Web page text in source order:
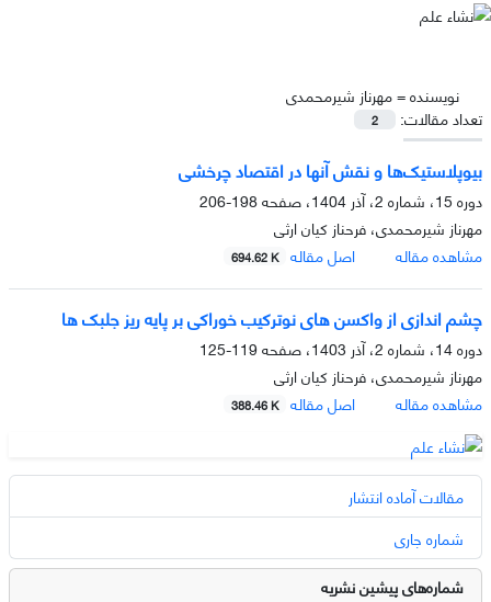
نویسنده =مهرناز شیرمحمدی
تعداد مقالات:
2
بیوپلاستیک‌ها و نقش آنها در اقتصاد چرخشی
دوره 15، شماره 2، آذر 1404، صفحه
198-206
مهرناز شیرمحمدی، فرحناز کیان ارثی
مشاهده مقاله
اصل مقاله 694.62 K
چشم اندازی از واکسن های نوترکیب خوراکی بر پایه ریز جلبک ها
دوره 14، شماره 2، آذر 1403، صفحه
119-125
مهرناز شیرمحمدی، فرحناز کیان ارثی
مشاهده مقاله
اصل مقاله 388.46 K
مقالات آماده انتشار
شماره جاری
شماره‌های پیشین نشریه